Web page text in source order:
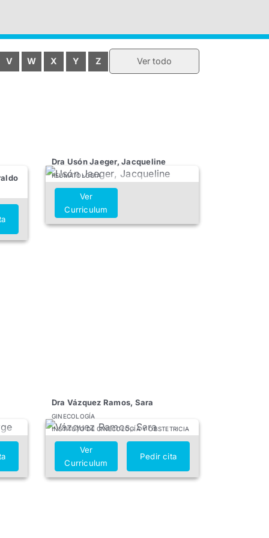
V W X Y Z Ver todo
Dra Usón Jaeger, Jacqueline
REUMATOLOGÍA
Ver
Curriculum
Dra Vázquez Ramos, Sara
GINECOLOGÍA
INSTITUTO DE GINECOLOGÍA Y OBSTETRICIA
Ver
Curriculum
Pedir cita